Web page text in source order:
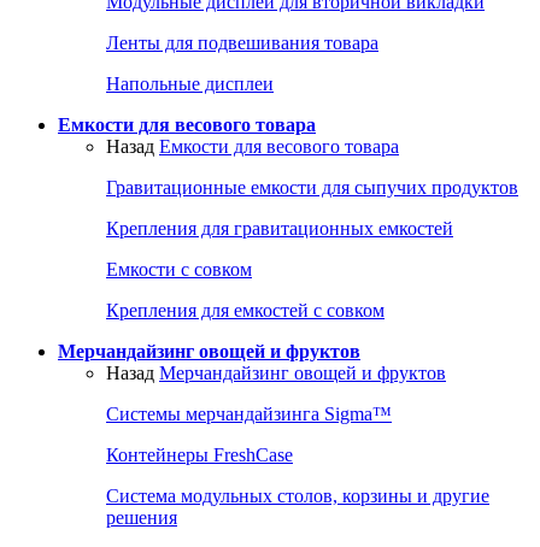
Ленты для подвешивания товара
Напольные дисплеи
Емкости для весового товара
Назад Емкости для весового товара
Гравитационные емкости для сыпучих продуктов
Крепления для гравитационных емкостей
Емкости с совком
Крепления для емкостей с совком
Мерчандайзинг овощей и фруктов
Назад Мерчандайзинг овощей и фруктов
Системы мерчандайзинга Sigma™
Контейнеры FreshCase
Система модульных столов, корзины и другие
решения